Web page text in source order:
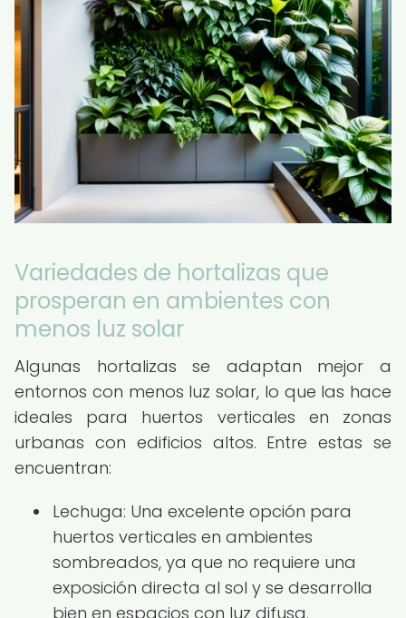
Variedades de hortalizas que
prosperan en ambientes con
menos luz solar
Algunas hortalizas se adaptan mejor a
entornos con menos luz solar, lo que las hace
ideales para huertos verticales en zonas
urbanas con edificios altos. Entre estas se
encuentran:
Lechuga: Una excelente opción para
huertos verticales en ambientes
sombreados, ya que no requiere una
exposición directa al sol y se desarrolla
bien en espacios con luz difusa.